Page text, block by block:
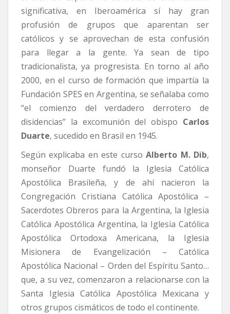
significativa, en Iberoamérica sí hay gran
profusión de grupos que aparentan ser
católicos y se aprovechan de esta confusión
para llegar a la gente. Ya sean de tipo
tradicionalista, ya progresista. En torno al año
2000, en el curso de formación que impartía la
Fundación SPES en Argentina, se señalaba como
“el comienzo del verdadero derrotero de
disidencias” la excomunión del obispo Carlos
Duarte, sucedido en Brasil en 1945.
Según explicaba en este cursoAlberto M. Dib,
monseñor Duarte fundó la Iglesia Católica
Apostólica Brasileña, y de ahí nacieron la
Congregación Cristiana Católica Apostólica –
Sacerdotes Obreros para la Argentina, la Iglesia
Católica Apostólica Argentina, la Iglesia Católica
Apostólica Ortodoxa Americana, la Iglesia
Misionera de Evangelización – Católica
Apostólica Nacional – Orden del Espíritu Santo…
que, a su vez, comenzaron a relacionarse con la
Santa Iglesia Católica Apostólica Mexicana y
otros grupos cismáticos de todo el continente.